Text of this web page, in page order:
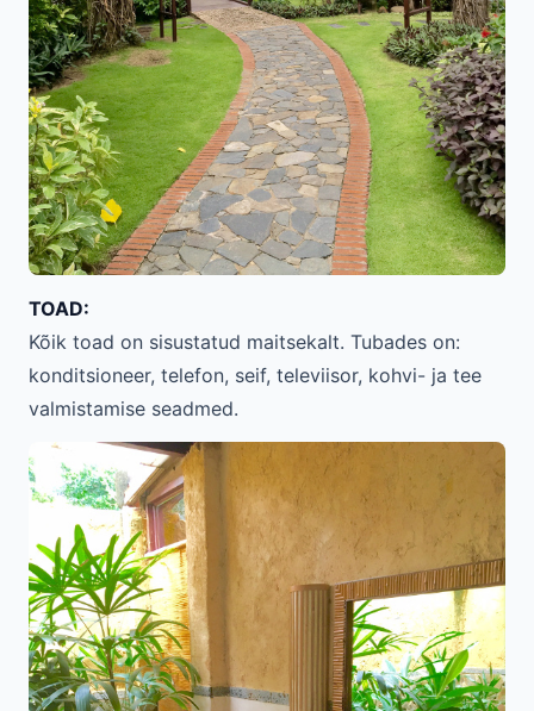
TOAD:
Kõik toad on sisustatud maitsekalt. Tubades on:
konditsioneer, telefon, seif, televiisor, kohvi- ja tee
valmistamise seadmed.